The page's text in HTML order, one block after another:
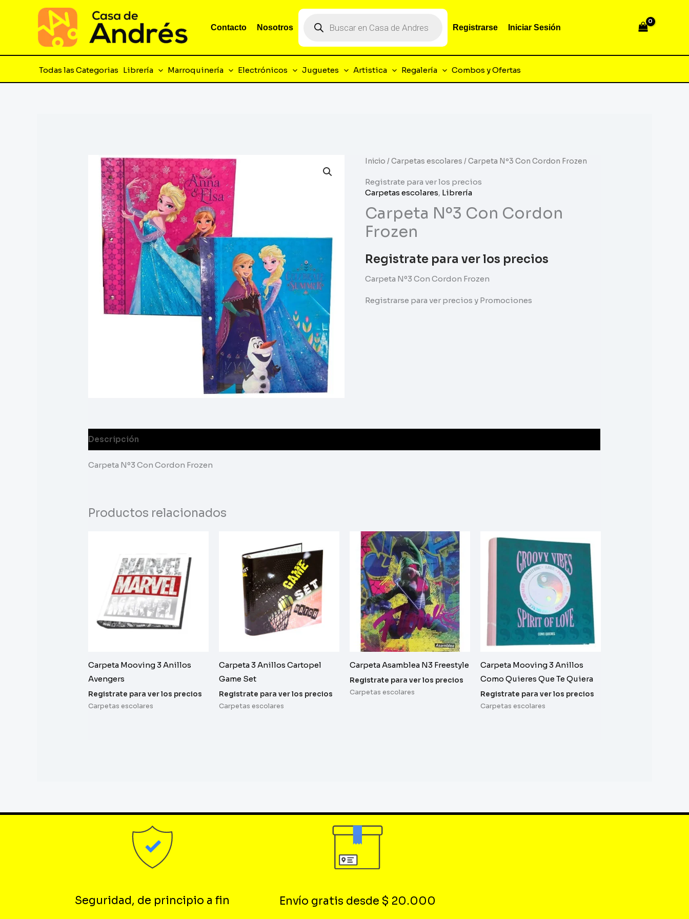
contenido
Contacto Nosotros
productos
Registrarse Iniciar Sesión
Todas las Categorias Librería Marroquinería Electrónicos Juguetes Artistica Regalería Combos y Ofertas
Inicio /Carpetas escolares / Carpeta Nº3 Con Cordon Frozen
Registrate para ver los precios
Carpetas escolares, Librería
Carpeta Nº3 Con Cordon
Frozen
Registrate para ver los precios
Carpeta Nº3 Con Cordon Frozen
Registrarse para ver precios y Promociones
Descripción
Carpeta Nº3 Con Cordon Frozen
Productos relacionados
Carpeta Mooving 3 Anillos
Avengers
Registrate para ver los precios
Carpetas escolares
Carpeta 3 Anillos Cartopel
Game Set
Registrate para ver los precios
Carpetas escolares
Carpeta Asamblea N3 Freestyle
Registrate para ver los precios
Carpetas escolares
Carpeta Mooving 3 Anillos
Como Quieres Que Te Quiera
Registrate para ver los precios
Carpetas escolares
Seguridad, de principio a fin Envío gratis desde $ 20.000